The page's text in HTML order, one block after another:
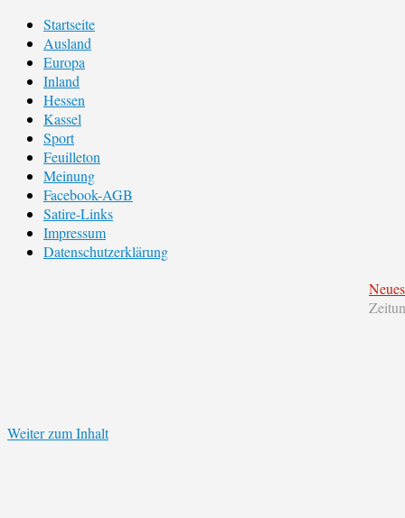
Startseite
Ausland
Europa
Inland
Hessen
Kassel
Sport
Feuilleton
Meinung
Facebook-AGB
Satire-Links
Impressum
Datenschutzerklärung
Weiter zum Inhalt